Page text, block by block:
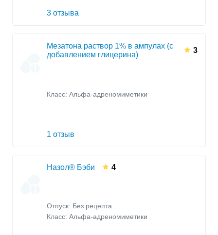
3 отзыва
Мезатона раствор 1% в ампулах (с
добавлением глицерина)
3
Класс: Альфа-адреномиметики
1 отзыв
Назол® Бэби 4
Отпуск: Без рецепта
Класс: Альфа-адреномиметики